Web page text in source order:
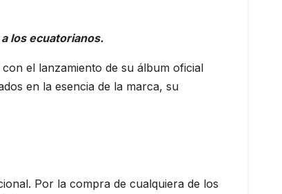
los ecuatorianos.
el lanzamiento de su álbum oficial
en la esencia de la marca, su
Por la compra de cualquiera de los